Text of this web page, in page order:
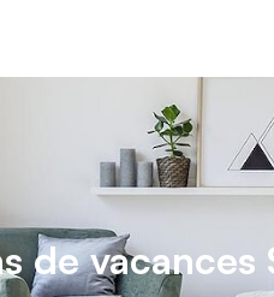
de vacances